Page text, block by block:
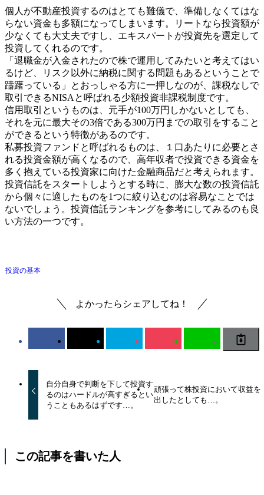
個人が不動産投資するのはとても難儀で、準備しなくてはな
らない資金も多額になってしまいます。リートなら投資額が
少なくても大丈夫ですし、エキスパートが投資先を選定して
投資してくれるのです。
「退職金が入金されたので株で運用してみたいと考えてはい
るけど、リスク以外に納税に関する問題もあるということで
躊躇っている」とおっしゃる方に一押しなのが、課税なしで
取引できるNISAと呼ばれる少額投資非課税制度です。
信用取引というものは、元手が100万円しかないとしても、
それを元に最大その3倍である300万円までの取引をすること
ができるという特徴があるのです。
私募投資ファンドと呼ばれるものは、１口あたりに必要とさ
れる投資金額が高くなるので、高年収者で投資できる資金を
多く抱えている投資家に向けた金融商品だと考えられます。
投資信託をスタートしようとする時に、膨大な数の投資信託
から個々に適したものを1つに絞り込むのは容易なことでは
ないでしょう。投資信託ランキングを参考にしてみるのも良
い方法の一つです。
投資の基本
よかったらシェアしてね！
自分自身で判断を下して投資す
るのはハードルが高すぎるとい
うこともあるはずです…。
頑張って株投資において収益を
出したとしても…。
この記事を書いた人